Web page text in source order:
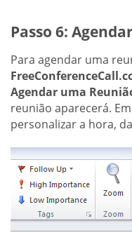
Passo 6:
Para agendar uma
Agendar uma
reunião aparecerá.
personalizar a hora,